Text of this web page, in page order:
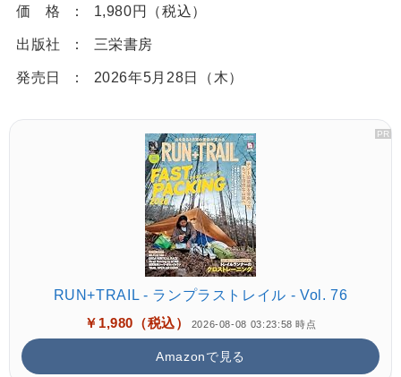
価 格 1,980円（税込）
出版社 三栄書房
発売日 2026年5月28日（木）
RUN+TRAIL - ランプラストレイル - Vol. 76
￥1,980（税込）
2026-08-08 03:23:58 時点
Amazonで見る